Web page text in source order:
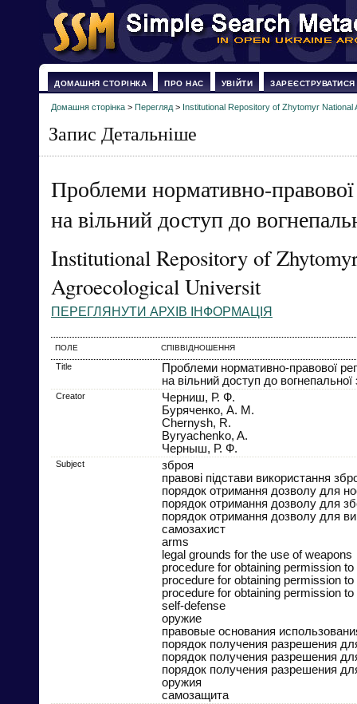
ДОМАШНЯ СТОРІНКА ПРО НАС УВІЙТИ ЗАРЕЄСТРУВАТИСЯ
Домашня сторінка > Перегляд > Institutional Repository of Zhytomyr National
Запис Детальніше
Проблеми нормативно-правової
на вільний доступ до
Institutional Repository of
Agroecological Universit
ПЕРЕГЛЯНУТИ АРХІВ ІНФОРМАЦІЯ
ПОЛЕ СПІВВІДНОШЕННЯ
Title
Проблеми нормативно-правової
на вільний доступ до вогнепальної
Creator
Черниш, Р. Ф.
Буряченко, А. М.
Chernysh, R.
Byryachenko, A.
Черныш, Р. Ф.
Subject
зброя
правові підстави використання
порядок отримання дозволу для
порядок отримання дозволу для
порядок отримання дозволу для
самозахист
arms
legal grounds for the use of weapons
procedure for obtaining permission
procedure for obtaining permission
procedure for obtaining permission
self-defense
оружие
правовые основания
порядок получения разрешения
порядок получения разрешения
порядок получения разрешения
оружия
самозащита